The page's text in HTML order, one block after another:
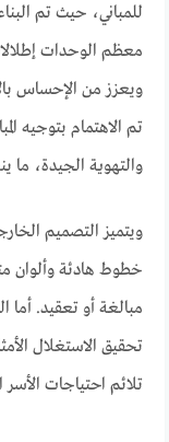
معظم الوحدات
ويعزز من الإحساس
تم الاهتمام بتوجيه
والتهوية الجيدة، ما
ويتميز التصميم
خطوط هادئة وألوان
مبالغة أو تعقيد.
تحقيق الاستغلال
تلائم احتياجات